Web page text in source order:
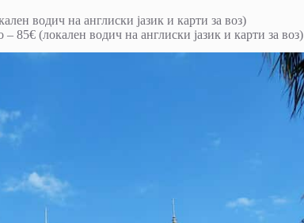
водич на англиски јазик и карти за воз)
(локален водич на англиски јазик и карти за воз)